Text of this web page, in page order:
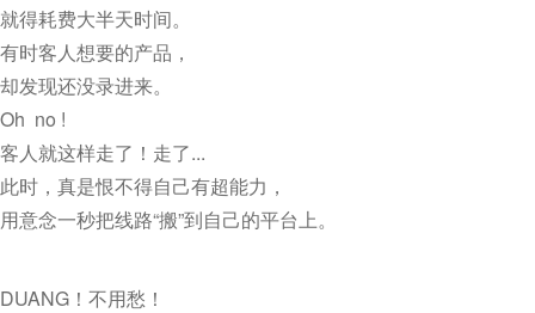
就得耗费大半天时间。
有时客人想要的产品，
却发现还没录进来。
Oh no !
客人就这样走了！走了...
此时，真是恨不得自己有超能力，
用意念一秒把线路“搬”到自己的平台上。
DUANG！不用愁！